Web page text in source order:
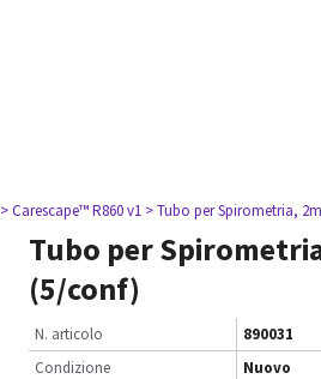
> Carescape™ R860 v1 > Tubo per Spirometria,
Tubo per
(5/conf)
N. articolo
890031
Condizione
Nuovo